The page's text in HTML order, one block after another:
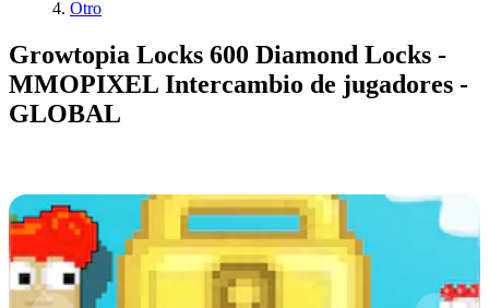
Otro
Growtopia Locks 600 Diamond Locks -
MMOPIXEL Intercambio de jugadores -
GLOBAL